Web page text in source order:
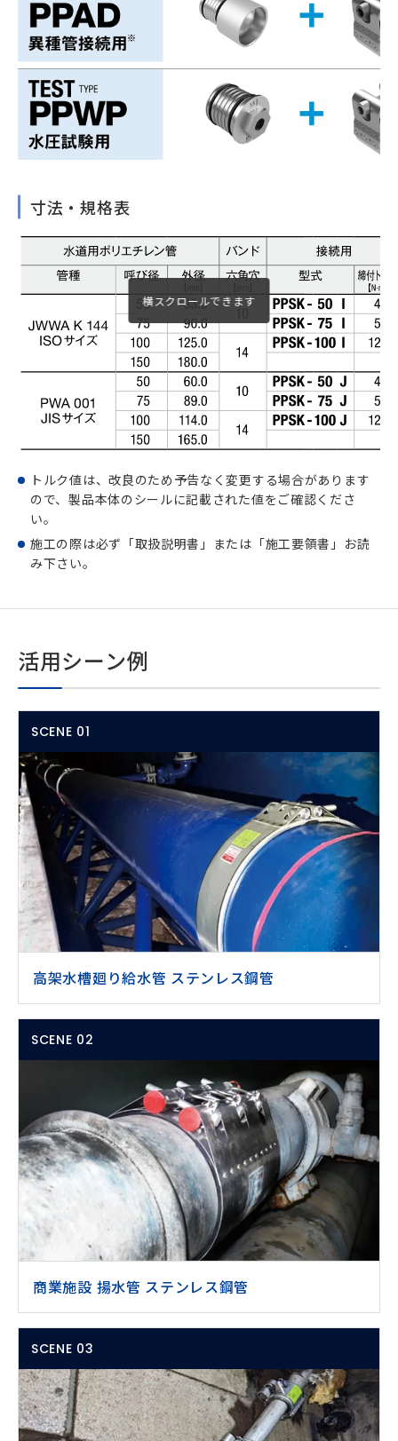
寸法・規格表
トルク値は、改良のため予告なく変更する場合があります
ので、製品本体のシールに記載された値をご確認くださ
い。
施工の際は必ず「取扱説明書」または「施工要領書」お読
み下さい。
活用シーン例
SCENE 01
高架水槽廻り給水管 ステンレス鋼管
SCENE 02
商業施設 揚水管 ステンレス鋼管
SCENE 03